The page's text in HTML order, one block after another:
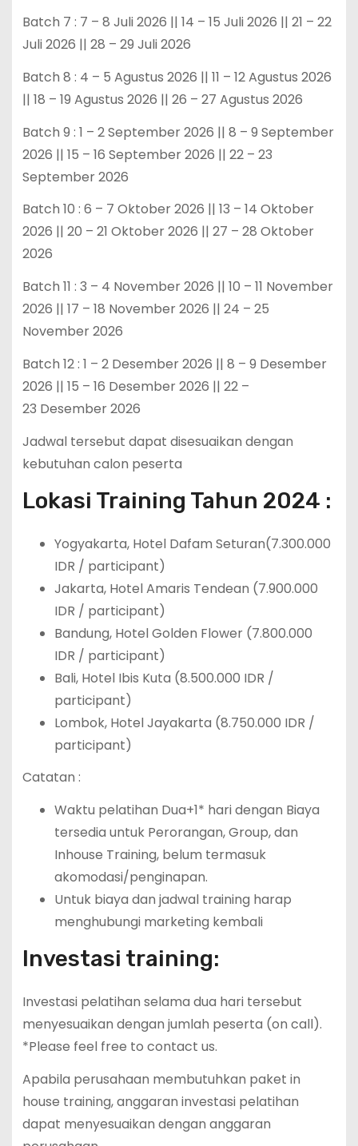
Batch 7 : 7 – 8 Juli 2026 || 14 – 15 Juli 2026 || 21 – 22
Juli 2026 || 28 – 29 Juli 2026
Batch 8 : 4 – 5 Agustus 2026 || 11 – 12 Agustus 2026
|| 18 – 19 Agustus 2026 || 26 – 27 Agustus 2026
Batch 9 : 1 – 2 September 2026 || 8 – 9 September
2026 || 15 – 16 September 2026 || 22 – 23
September 2026
Batch 10 : 6 – 7 Oktober 2026 || 13 – 14 Oktober
2026 || 20 – 21 Oktober 2026 || 27 – 28 Oktober
2026
Batch 11 : 3 – 4 November 2026 || 10 – 11 November
2026 || 17 – 18 November 2026 || 24 – 25
November 2026
Batch 12 : 1 – 2 Desember 2026 || 8 – 9 Desember
2026 || 15 – 16 Desember 2026 || 22 –
23 Desember 2026
Jadwal tersebut dapat disesuaikan dengan
kebutuhan calon peserta
Lokasi Training Tahun 2024 :
Yogyakarta, Hotel Dafam Seturan(7.300.000
IDR / participant)
Jakarta, Hotel Amaris Tendean (7.900.000
IDR / participant)
Bandung, Hotel Golden Flower (7.800.000
IDR / participant)
Bali, Hotel Ibis Kuta (8.500.000 IDR /
participant)
Lombok, Hotel Jayakarta (8.750.000 IDR /
participant)
Catatan :
Waktu pelatihan Dua+1* hari dengan Biaya
tersedia untuk Perorangan, Group, dan
Inhouse Training, belum termasuk
akomodasi/penginapan.
Untuk biaya dan jadwal training harap
menghubungi marketing kembali
Investasi training:
Investasi pelatihan selama dua hari tersebut
menyesuaikan dengan jumlah peserta (on call).
*Please feel free to contact us.
Apabila perusahaan membutuhkan paket in
house training, anggaran investasi pelatihan
dapat menyesuaikan dengan anggaran